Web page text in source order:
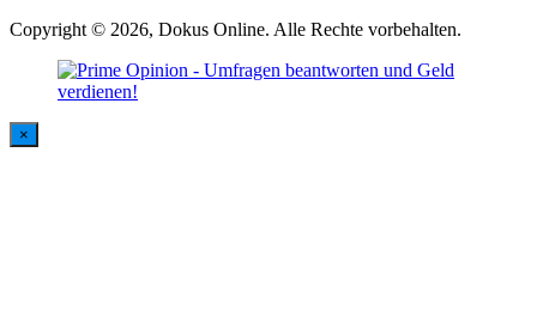
Copyright © 2026, Dokus Online. Alle Rechte vorbehalten.
×